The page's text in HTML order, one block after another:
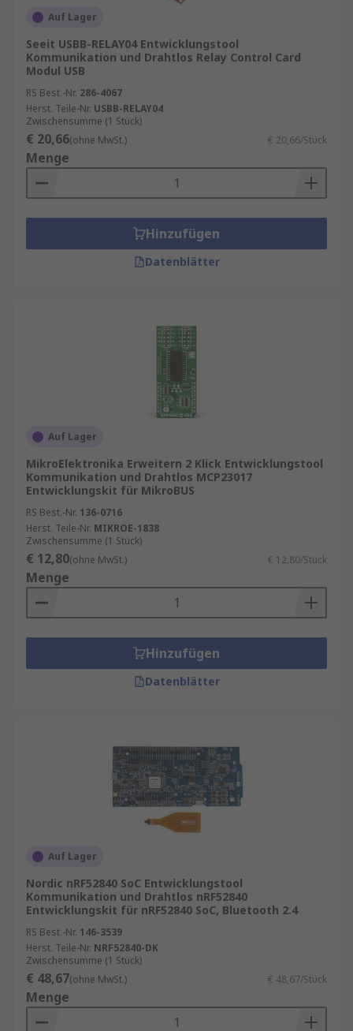
Auf Lager
Seeit USBB-RELAY04 Entwicklungstool
Kommunikation und Drahtlos Relay Control Card
Modul USB
RS Best.-Nr. 286-4067
Herst. Teile-Nr. USBB-RELAY04
Zwischensumme (1 Stück)
€ 20,66(ohne MwSt.) € 20,66/Stück
Menge
Hinzufügen
Datenblätter
Auf Lager
MikroElektronika Erweitern 2 Klick Entwicklungstool
Kommunikation und Drahtlos MCP23017
Entwicklungskit für MikroBUS
RS Best.-Nr. 136-0716
Herst. Teile-Nr. MIKROE-1838
Zwischensumme (1 Stück)
€ 12,80(ohne MwSt.) € 12,80/Stück
Menge
Hinzufügen
Datenblätter
Auf Lager
Nordic nRF52840 SoC Entwicklungstool
Kommunikation und Drahtlos nRF52840
Entwicklungskit für nRF52840 SoC, Bluetooth 2.4
RS Best.-Nr. 146-3539
Herst. Teile-Nr. NRF52840-DK
Zwischensumme (1 Stück)
€ 48,67(ohne MwSt.) € 48,67/Stück
Menge